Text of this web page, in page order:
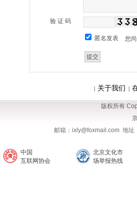
验 证 码
匿名发表 您
| 关于我们 |
版权所有
邮箱：ixly@foxmail.com 地
中国
互联网协会
北京文化市
场举报热线